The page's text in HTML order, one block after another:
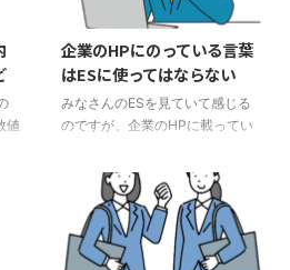
と
の「気持ち」をたくさん書いてい
はいいのですが、どう思ったかの
「気持ち」はほぼ、書く必要はあ
りません。「行動」を書くように
します。 「自分が一番感動した
したかを書くのであって、聞いて
値
企業のHPにのっている言葉
はESに使ってはならない
みなさんのESを見ていて感じる
のですが、企業のHPに載ってい
す。 企業のHPは、当然、キレイ
な言葉を使います。キレイな言葉
というのは、「地域社会の〇〇に
貢献し、発展を目指します」みた
いな文章です。 この「〇〇」に